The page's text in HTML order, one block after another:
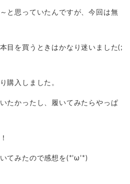
と思っていたんですが、今回は無
目を買うときはかなり迷いました(;
購入しました。
たかったし、履いてみたらやっぱ
てみたので感想を(*’ω’*)